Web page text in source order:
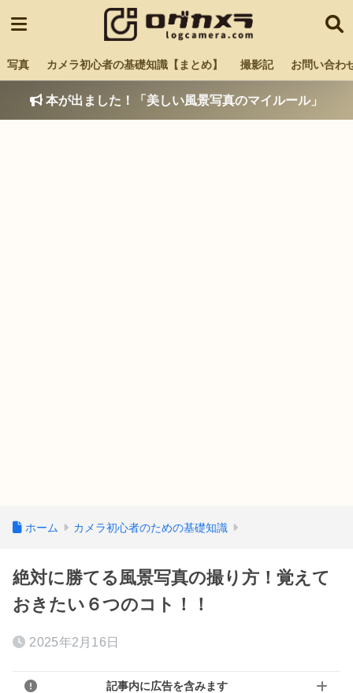
写真 カメラ初心者の基礎知識【まとめ】 撮影記 お問い合わ
本が出ました！「美しい風景写真のマイルール」
ホーム カメラ初心者のための基礎知識
絶対に勝てる風景写真の撮り方！覚えて
おきたい６つのコト！！
2025年2月16日
記事内に広告を含みます